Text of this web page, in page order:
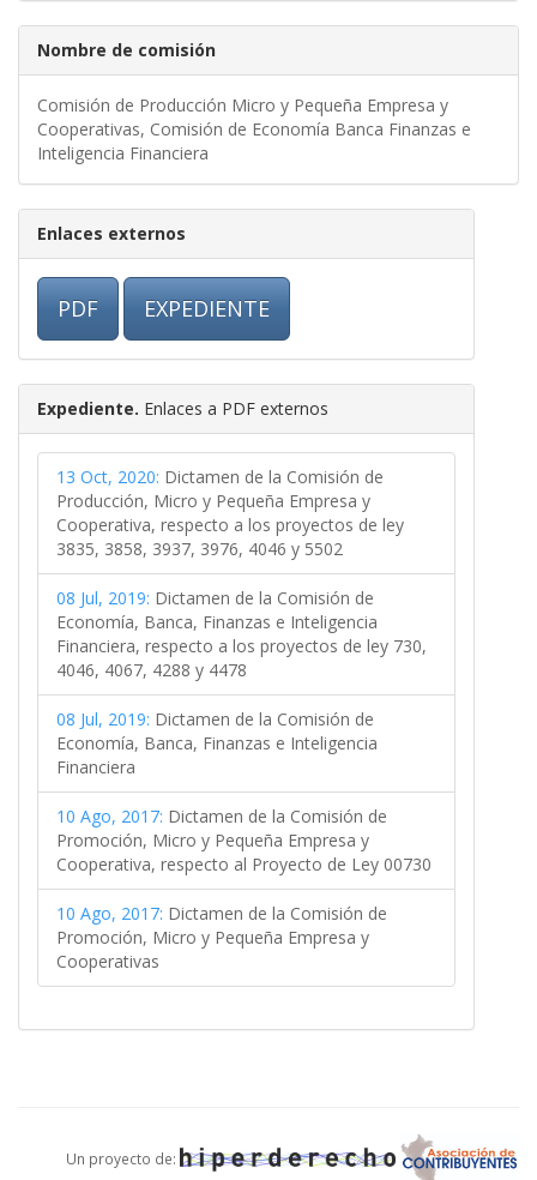
Nombre de comisión
Comisión de Producción Micro y Pequeña Empresa y
Cooperativas, Comisión de Economía Banca Finanzas e
Inteligencia Financiera
Enlaces externos
PDF EXPEDIENTE
Expediente. Enlaces a PDF externos
13 Oct, 2020: Dictamen de la Comisión de
Producción, Micro y Pequeña Empresa y
Cooperativa, respecto a los proyectos de ley
3835, 3858, 3937, 3976, 4046 y 5502
08 Jul, 2019: Dictamen de la Comisión de
Economía, Banca, Finanzas e Inteligencia
Financiera, respecto a los proyectos de ley 730,
4046, 4067, 4288 y 4478
08 Jul, 2019: Dictamen de la Comisión de
Economía, Banca, Finanzas e Inteligencia
Financiera
10 Ago, 2017: Dictamen de la Comisión de
Promoción, Micro y Pequeña Empresa y
Cooperativa, respecto al Proyecto de Ley 00730
10 Ago, 2017: Dictamen de la Comisión de
Promoción, Micro y Pequeña Empresa y
Cooperativas
Un proyecto de: